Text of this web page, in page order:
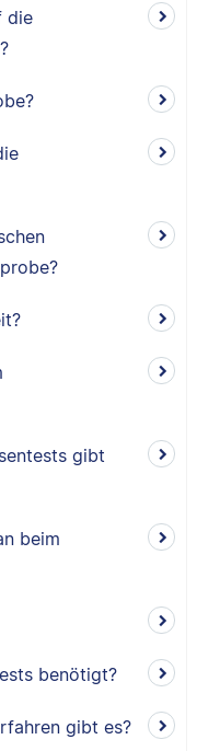
die
gibt
beim
benötigt?
gibt es?